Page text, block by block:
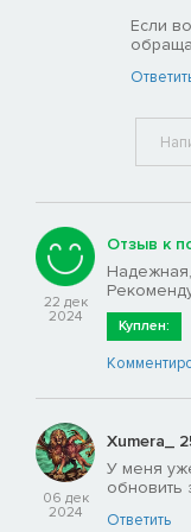
Если
22 дек
2024
Отзыв к
Надежная,
Куплен:
06 дек
2024
Хumera_
У меня
обновить
Ответить